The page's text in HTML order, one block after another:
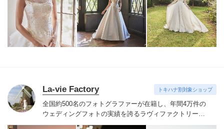
は1903年創業からの伝統を受け継がれている厳選された
お着物や現代の薫りをちりばめた艶やかなコレクショ
ン。すべての花嫁さまへ後悔しないお衣裳選びをお手伝
いさせて頂きます。
La-vie Factory トキハナ割対象ショップ
全国約500名のフォトグラファーが在籍し、年間4万件の
ウェディングフォトの実績を誇るラヴィファクトリー。
技術だけでなく、おふたりの気持ちに寄りそい素敵な表